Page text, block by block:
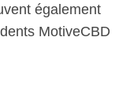
également
MotiveCBD